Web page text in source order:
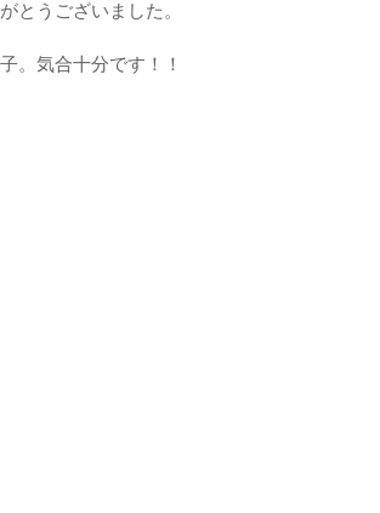
とうございました。
。気合十分です！！